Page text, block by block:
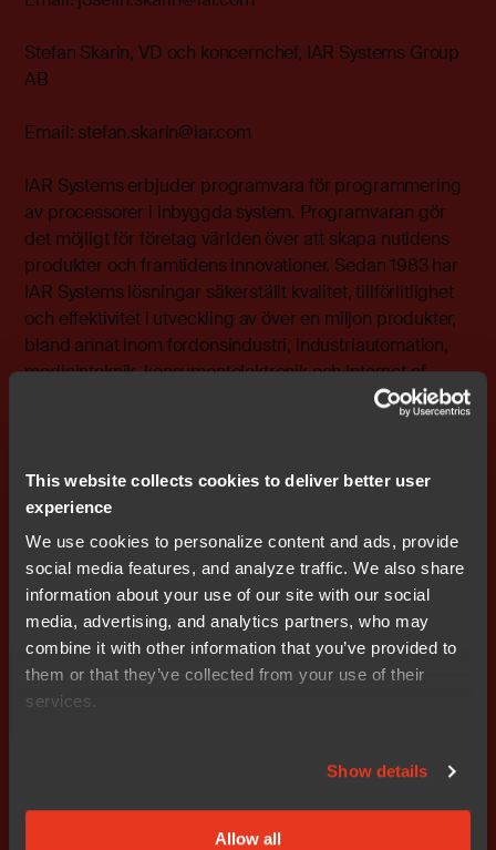
This website collects cookies to deliver better user
experience
We use cookies to personalize content and ads, provide
social media features, and analyze traffic. We also share
information about your use of our site with our social
media, advertising, and analytics partners, who may
combine it with other information that you’ve provided to
them or that they’ve collected from your use of their
services.
Show details
Allow all
Stefan Skarin, VD och koncernchef, IAR Systems Group
AB
Email: stefan.skarin@iar.com
IAR Systems erbjuder programvara för programmering
av processorer i inbyggda system. Programvaran gör
det möjligt för företag världen över att skapa nutidens
produkter och framtidens innovationer. Sedan 1983 har
IAR Systems lösningar säkerställt kvalitet, tillförlitlighet
och effektivitet i utveckling av över en miljon produkter,
bland annat inom fordonsindustri, industriautomation,
medicinteknik, konsumentelektronik och Internet of
Things. Företaget har huvudkontor i Uppsala och sälj-
och supportkontor över hela världen. IAR Systems
Cap. Mer information finns på www.iar.com.
Bifogade filer
Release
Prenumerera på IR nyheter